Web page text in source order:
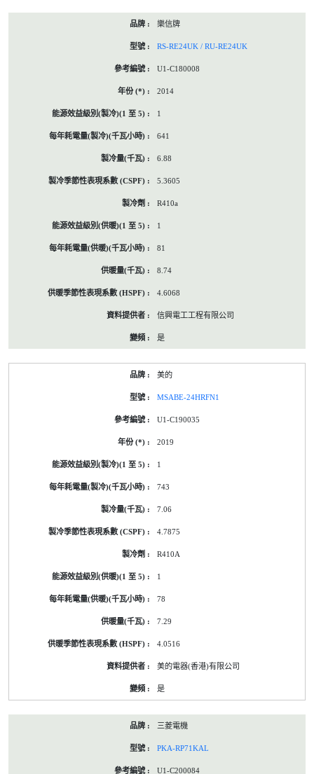
樂信牌
RS-RE24UK / RU-RE24UK
U1-C180008
2014
1
641
6.88
5.3605
R410a
1
81
8.74
4.6068
信興電工工程有限公司
是
美的
MSABE-24HRFN1
U1-C190035
2019
1
743
7.06
4.7875
R410A
1
78
7.29
4.0516
美的電器(香港)有限公司
是
三菱電機
PKA-RP71KAL
U1-C200084